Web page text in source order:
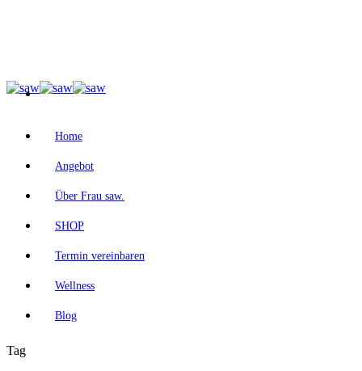
Home
Angebot
Über Frau saw.
SHOP
Termin vereinbaren
Wellness
Blog
Tag